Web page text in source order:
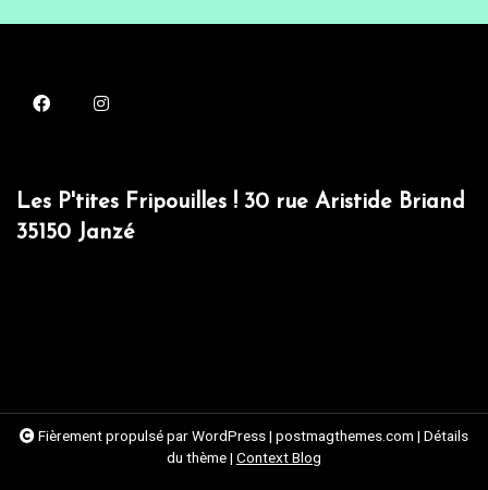
Les P'tites Fripouilles ! 30 rue Aristide Briand
35150 Janzé
Fièrement propulsé par WordPress| postmagthemes.com | Détails
du thème| Context Blog